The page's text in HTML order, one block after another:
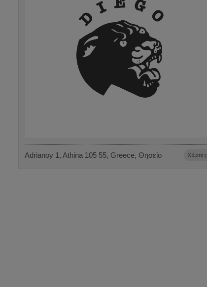
Adrianoy 1, Athina 105 55, Greece, Θησείο Χάρτης